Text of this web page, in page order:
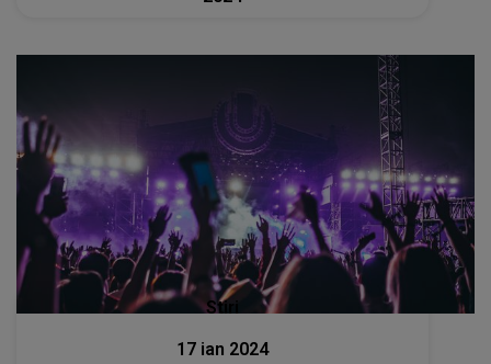
Stiri
17 ian 2024